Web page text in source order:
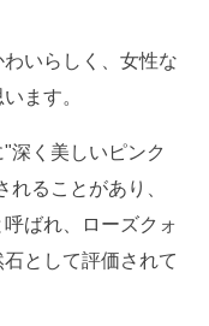
いらしく、女性な
ます。
深く美しいピンク
ることがあり、
ばれ、ローズクォ
として評価されて